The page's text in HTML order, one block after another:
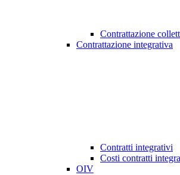
Contrattazione
Contrattazione integrativa
Contratti integrativi
Costi contratti
OIV